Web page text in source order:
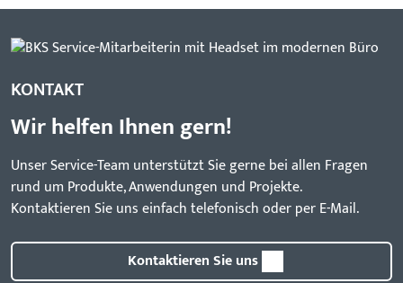
KONTAKT
Wir helfen Ihnen gern!
Unser Service-Team unterstützt Sie gerne bei allen Fragen
rund um Produkte, Anwendungen und Projekte.
Kontaktieren Sie uns einfach telefonisch oder per E-Mail.
Kontaktieren Sie uns